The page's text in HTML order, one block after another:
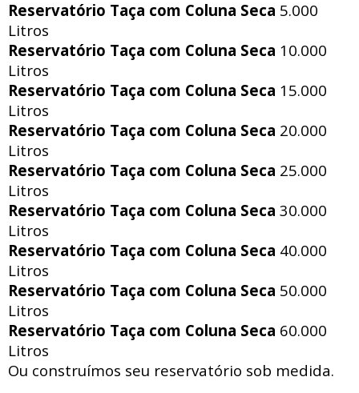
Reservatório Taça com Coluna Seca 5.000
Litros
Reservatório Taça com Coluna Seca 10.000
Litros
Reservatório Taça com Coluna Seca 15.000
Litros
Reservatório Taça com Coluna Seca 20.000
Litros
Reservatório Taça com Coluna Seca 25.000
Litros
Reservatório Taça com Coluna Seca 30.000
Litros
Reservatório Taça com Coluna Seca 40.000
Litros
Reservatório Taça com Coluna Seca 50.000
Litros
Reservatório Taça com Coluna Seca 60.000
Litros
Ou construímos seu reservatório sob medida.